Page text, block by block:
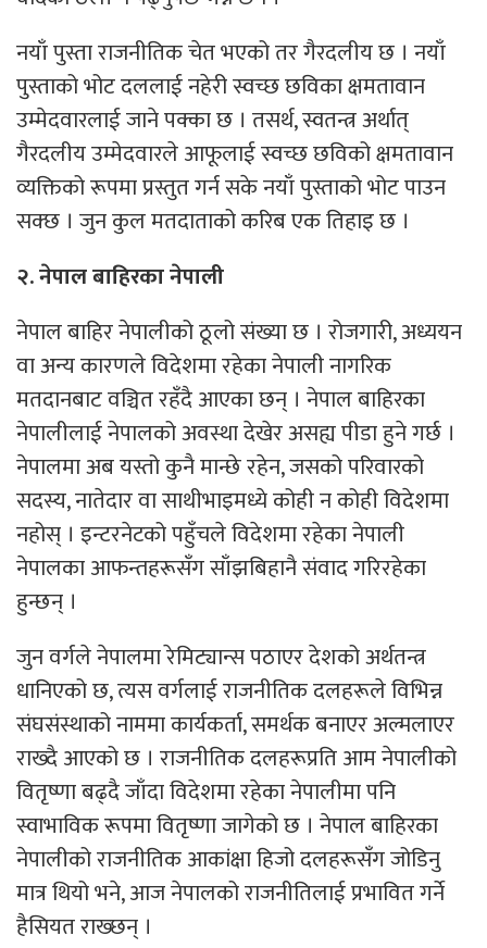
नयाँ पुस्ता राजनीतिक चेत भएको तर गैरदलीय छ । नयाँ
पुस्ताको भोट दललाई नहेरी स्वच्छ छविका क्षमतावान
उम्मेदवारलाई जाने पक्का छ । तसर्थ, स्वतन्त्र अर्थात्
गैरदलीय उम्मेदवारले आफूलाई स्वच्छ छविको क्षमतावान
व्यक्तिको रूपमा प्रस्तुत गर्न सके नयाँ पुस्ताको भोट पाउन
सक्छ । जुन कुल मतदाताको करिब एक तिहाइ छ ।
२. नेपाल बाहिरका नेपाली
नेपाल बाहिर नेपालीको ठूलो संख्या छ । रोजगारी, अध्ययन
वा अन्य कारणले विदेशमा रहेका नेपाली नागरिक
मतदानबाट वञ्चित रहँदै आएका छन् । नेपाल बाहिरका
नेपालीलाई नेपालको अवस्था देखेर असह्य पीडा हुने गर्छ ।
नेपालमा अब यस्तो कुनै मान्छे रहेन, जसको परिवारको
सदस्य, नातेदार वा साथीभाइमध्ये कोही न कोही विदेशमा
नहोस् । इन्टरनेटको पहुँचले विदेशमा रहेका नेपाली
नेपालका आफन्तहरूसँग साँझबिहानै संवाद गरिरहेका
हुन्छन् ।
जुन वर्गले नेपालमा रेमिट्यान्स पठाएर देशको अर्थतन्त्र
धानिएको छ, त्यस वर्गलाई राजनीतिक दलहरूले विभिन्न
संघसंस्थाको नाममा कार्यकर्ता, समर्थक बनाएर अल्मलाएर
राख्दै आएको छ । राजनीतिक दलहरूप्रति आम नेपालीको
वितृष्णा बढ्दै जाँदा विदेशमा रहेका नेपालीमा पनि
स्वाभाविक रूपमा वितृष्णा जागेको छ । नेपाल बाहिरका
नेपालीको राजनीतिक आकांक्षा हिजो दलहरूसँग जोडिनु
मात्र थियो भने, आज नेपालको राजनीतिलाई प्रभावित गर्ने
हैसियत राख्छन् ।